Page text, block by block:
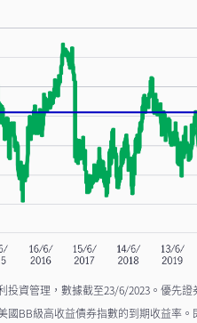
投資管理，數據截至23/6/2023。優先
國BB級高收益債券指數的到期收益率